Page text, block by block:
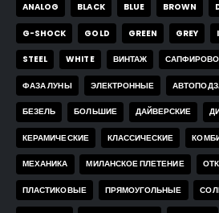
ANALOG BLACK BLUE BROWN
G-SHOCK GOLD GREEN GREY
STEEL WHITE ВИНТАЖ
ФАЗА ЛУНЫ ЭЛЕКТРОННЫЕ
БЕЗЕЛЬ БОЛЬШИЕ ДАЙВЕРСКИЕ
КЕРАМИЧЕСКИЕ КЛАССИЧЕСКИЕ
МЕХАНИКА МИЛАНСКОЕ ПЛЕТЕНИЕ
ПЛАСТИКОВЫЕ ПРЯМОУГОЛЬНЫЕ